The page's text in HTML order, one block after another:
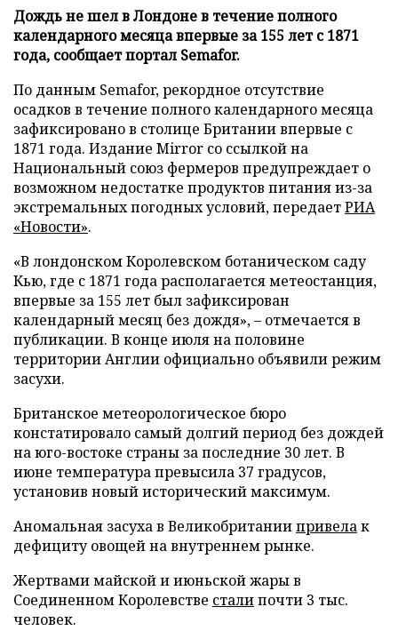
Дождь не шел в Лондоне в течение полного
календарного месяца впервые за 155 лет с 1871
года, сообщает портал Semafor.
По данным Semafor, рекордное отсутствие
осадков в течение полного календарного месяца
зафиксировано в столице Британии впервые с
1871 года. Издание Mirror со ссылкой на
Национальный союз фермеров предупреждает о
возможном недостатке продуктов питания из-за
экстремальных погодных условий, передаетРИА
«Новости».
«В лондонском Королевском ботаническом саду
Кью, где с 1871 года располагается метеостанция,
впервые за 155 лет был зафиксирован
календарный месяц без дождя», – отмечается в
публикации. В конце июля на половине
территории Англии официально объявили режим
засухи.
Британское метеорологическое бюро
констатировало самый долгий период без дождей
на юго-востоке страны за последние 30 лет. В
июне температура превысила 37 градусов,
установив новый исторический максимум.
Аномальная засуха в Великобританиипривелак
дефициту овощей на внутреннем рынке.
Жертвами майской и июньской жары в
Соединенном Королевстве сталипочти 3 тыс.
человек.